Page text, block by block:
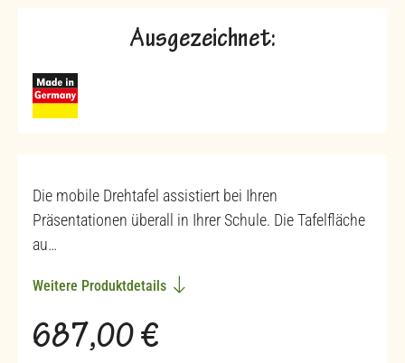
Ausgezeichnet:
Die mobile Drehtafel assistiert bei Ihren
Präsentationen überall in Ihrer Schule. Die Tafelfläche
au…
Weitere Produktdetails
Regulärer Preis:
687,00 €